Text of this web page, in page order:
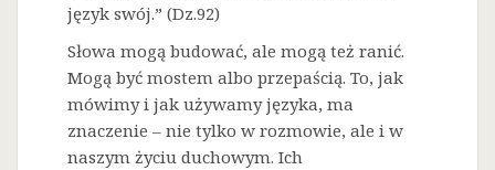
język swój.” (Dz.92)
Słowa mogą budować, ale mogą też ranić.
Mogą być mostem albo przepaścią. To, jak
mówimy i jak używamy języka, ma
znaczenie – nie tylko w rozmowie, ale i w
naszym życiu duchowym. Ich